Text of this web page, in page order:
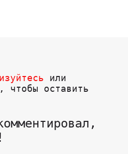
или
, чтобы оставить